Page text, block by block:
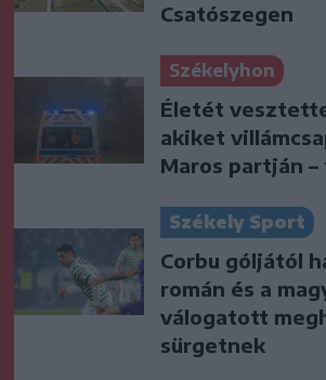
Csatószegen
Székelyhon
Életét
akiket
Maros partján
Székely Sport
Corbu góljától
román és a
válogatott
sürgetnek